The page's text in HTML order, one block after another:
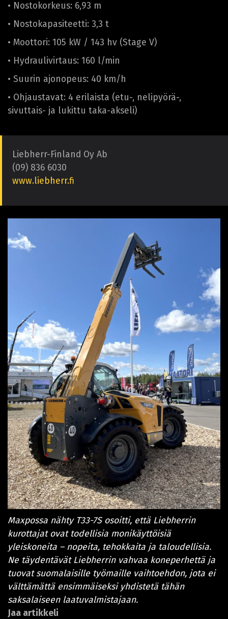
• Nostokorkeus: 6,93 m
• Nostokapasiteetti: 3,3 t
• Moottori: 105 kW / 143 hv (Stage V)
• Hydraulivirtaus: 160 l/min
• Suurin ajonopeus: 40 km/h
• Ohjaustavat: 4 erilaista (etu-, nelipyörä-,
sivuttais- ja lukittu taka-akseli)
Liebherr-Finland Oy Ab
(09) 836 6030
www.liebherr.fi
Maxpossa nähty T33-7S osoitti, että Liebherrin
kurottajat ovat todellisia monikäyttöisiä
yleiskoneita – nopeita, tehokkaita ja taloudellisia.
Ne täydentävät Liebherrin vahvaa koneperhettä ja
tuovat suomalaisille työmaille vaihtoehdon, jota ei
välttämättä ensimmäiseksi yhdistetä tähän
saksalaiseen laatuvalmistajaan.
Jaa artikkeli